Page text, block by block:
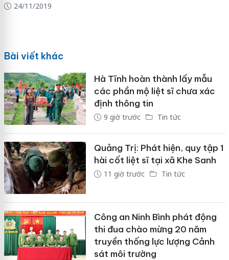
24/11/2019
Bài viết khác
Hà Tĩnh hoàn thành lấy mẫu
các phần mộ liệt sĩ chưa xác
định thông tin
9 giờ trước Tin tức
Quảng Trị: Phát hiện, quy tập 1
hài cốt liệt sĩ tại xã Khe Sanh
11 giờ trước Tin tức
Công an Ninh Bình phát động
thi đua chào mừng 20 năm
truyền thống lực lượng Cảnh
sát môi trường